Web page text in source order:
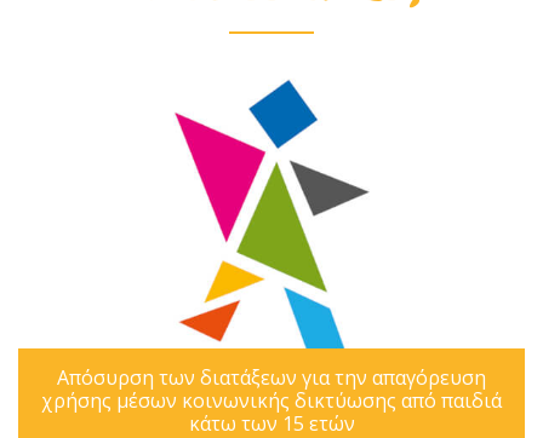
Απόσυρση των διατάξεων για την απαγόρευση
χρήσης μέσων κοινωνικής δικτύωσης από παιδιά
κάτω των 15 ετών